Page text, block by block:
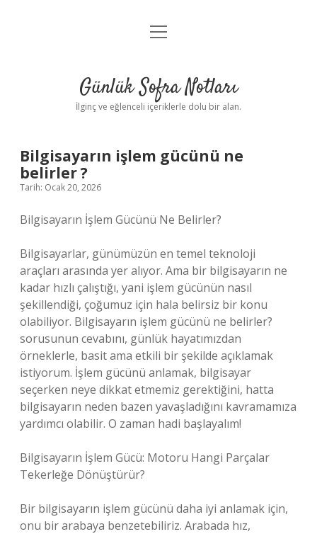
Anasayfa
Yasal Uyarı
menüyü
Günlük Sofra Notları
İlginç ve eğlenceli içeriklerle dolu bir alan.
Bilgisayarın işlem gücünü ne
belirler ?
Tarih: Ocak 20, 2026
Bilgisayarın İşlem Gücünü Ne Belirler?
Bilgisayarlar, günümüzün en temel teknoloji
araçları arasında yer alıyor. Ama bir bilgisayarın ne
kadar hızlı çalıştığı, yani işlem gücünün nasıl
şekillendiği, çoğumuz için hala belirsiz bir konu
olabiliyor. Bilgisayarın işlem gücünü ne belirler?
sorusunun cevabını, günlük hayatımızdan
örneklerle, basit ama etkili bir şekilde açıklamak
istiyorum. İşlem gücünü anlamak, bilgisayar
seçerken neye dikkat etmemiz gerektiğini, hatta
bilgisayarın neden bazen yavaşladığını kavramamıza
yardımcı olabilir. O zaman hadi başlayalım!
Bilgisayarın İşlem Gücü: Motoru Hangi Parçalar
Tekerleğe Dönüştürür?
Bir bilgisayarın işlem gücünü daha iyi anlamak için,
onu bir arabaya benzetebiliriz. Arabada hız,